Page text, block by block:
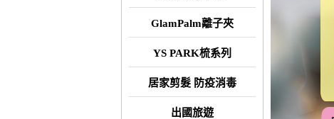
GlamPalm離子夾
YS PARK梳系列
居家剪髮 防疫消毒
出國旅遊